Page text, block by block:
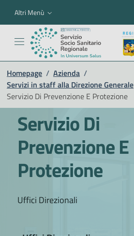
Altri Menù
Homepage / Azienda /
Servizi in staff alla Direzione Generale
Servizio Di Prevenzione E Protezione
Servizio Di
Prevenzione E
Protezione
Uffici Direzionali